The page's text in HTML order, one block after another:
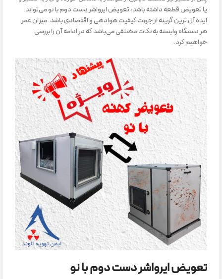
یا تعویض قطعه داشته باشد، تعویض ایرواشر دست دوم با نو می‌تواند
ایده آل ترین گزینه از جهت کیفیت هوادهی و اقتصادی باشد. میزان عمر
هر دستگاه وابسته به نکات مختلفی می‌باشد که در ادامه آن را بررسی
خواهیم کرد.
تعویض ایرواشر دست دوم با نو